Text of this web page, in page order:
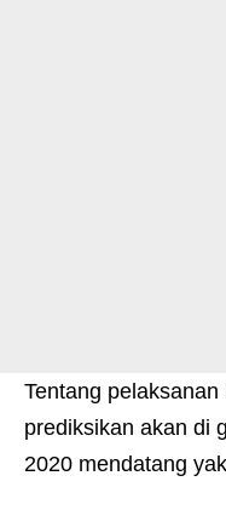
Tentang
prediksikan akan di
2020 mendatang